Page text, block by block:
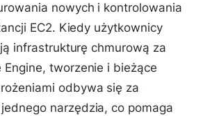
nowych i kontrolowania
EC2. Kiedy użytkownicy
infrastrukturę chmurową za
Engine, tworzenie i bieżące
odbywa się za
narzędzia, co pomaga